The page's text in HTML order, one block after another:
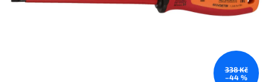
338 Kč
–44 %